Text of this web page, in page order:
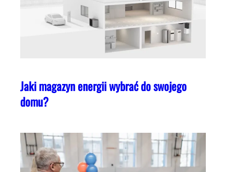
Jaki magazyn energii wybrać do swojego
domu?